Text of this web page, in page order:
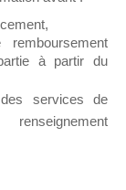
à partir du
services de